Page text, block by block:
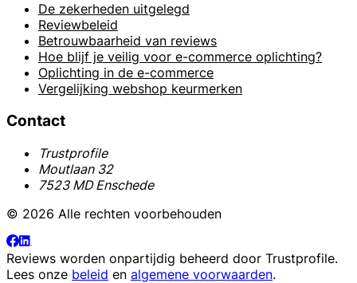
De zekerheden uitgelegd
Reviewbeleid
Betrouwbaarheid van reviews
Hoe blijf je veilig voor e-commerce oplichting?
Oplichting in de e-commerce
Vergelijking webshop keurmerken
Contact
Trustprofile
Moutlaan 32
7523 MD Enschede
© 2026 Alle rechten voorbehouden
Reviews worden onpartijdig beheerd door Trustprofile.
Lees onze beleid en algemene voorwaarden.